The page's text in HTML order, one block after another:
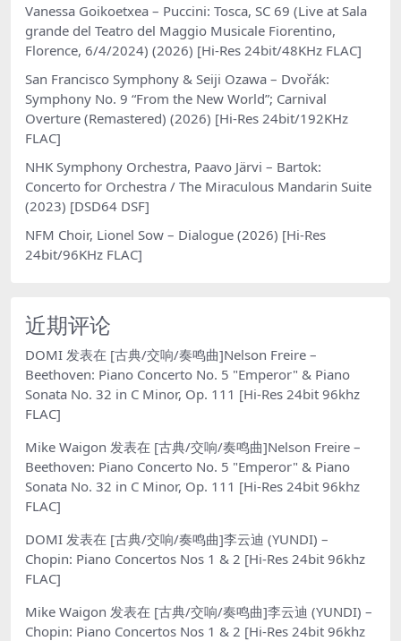
Vanessa Goikoetxea – Puccini: Tosca, SC 69 (Live at Sala
grande del Teatro del Maggio Musicale Fiorentino,
Florence, 6/4/2024) (2026) [Hi-Res 24bit/48KHz FLAC]
San Francisco Symphony & Seiji Ozawa – Dvořák:
Symphony No. 9 “From the New World”; Carnival
Overture (Remastered) (2026) [Hi-Res 24bit/192KHz
FLAC]
NHK Symphony Orchestra, Paavo Järvi – Bartok:
Concerto for Orchestra / The Miraculous Mandarin Suite
(2023) [DSD64 DSF]
NFM Choir, Lionel Sow – Dialogue (2026) [Hi-Res
24bit/96KHz FLAC]
近期评论
DOMI 发表在 [古典/交响/奏鸣曲]Nelson Freire –
Beethoven: Piano Concerto No. 5 "Emperor" & Piano
Sonata No. 32 in C Minor, Op. 111 [Hi-Res 24bit 96khz
FLAC]
Mike Waigon 发表在 [古典/交响/奏鸣曲]Nelson Freire –
Beethoven: Piano Concerto No. 5 "Emperor" & Piano
Sonata No. 32 in C Minor, Op. 111 [Hi-Res 24bit 96khz
FLAC]
DOMI 发表在 [古典/交响/奏鸣曲]李云迪 (YUNDI) –
Chopin: Piano Concertos Nos 1 & 2 [Hi-Res 24bit 96khz
FLAC]
Mike Waigon 发表在 [古典/交响/奏鸣曲]李云迪 (YUNDI) –
Chopin: Piano Concertos Nos 1 & 2 [Hi-Res 24bit 96khz